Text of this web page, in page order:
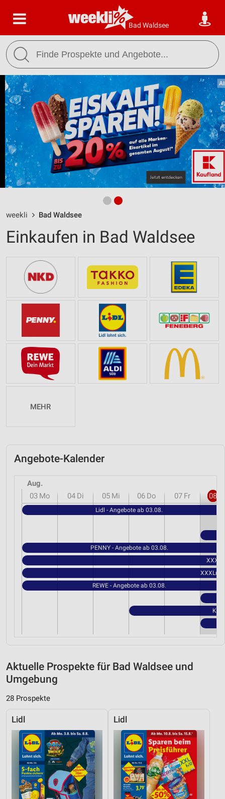
Bad Waldsee
weekli Bad Waldsee
Einkaufen in Bad Waldsee
MEHR
Angebote-Kalender
Aug.
03 Mo 04 Di 05 Mi 06 Do 07 Fr 08
Lidl - Angebote ab 03.08.
PENNY - Angebote ab 03.08.
XXXLutz
REWE - Angebote ab 03.08.
Aktuelle Prospekte für Bad Waldsee und
Umgebung
28 Prospekte
Lidl Lidl